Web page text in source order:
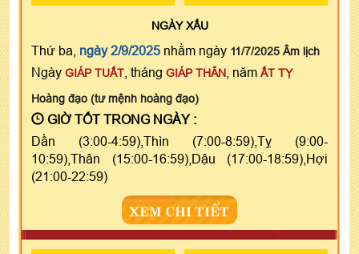
NGÀYXẤU
Thứ ba, ngày 2/9/2025 nhằm ngày 11/7/2025 Âm lịch
Ngày GIÁP TUẤT , tháng GIÁP THÂN , năm ẤT TỴ
Hoàng đạo (tư mệnh hoàng đạo)
GIỜ TỐT TRONG NGÀY :
Dần (3:00-4:59),Thìn (7:00-8:59),Tỵ (9:00-
10:59),Thân (15:00-16:59),Dậu (17:00-18:59),Hợi
(21:00-22:59)
XEM CHI TIẾT